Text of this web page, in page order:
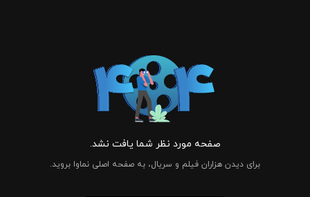
صفحه مورد نظر شما یافت نشد.
برای دیدن هزاران فیلم و سریال، به صفحه اصلی نماوا بروید.